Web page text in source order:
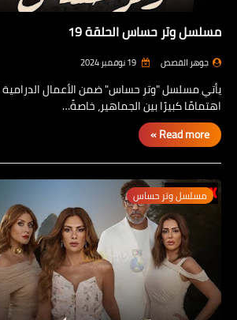
مسلسل وتر حساس الحلقة 19
جوهر القصص
يأتي مسلسل "وتر حساس" ضمن الأعمال الدرامية
اهتمامًا كبيرًا بين الجماهير، خاصةً…
Read more »
مسلسل وتر حساس